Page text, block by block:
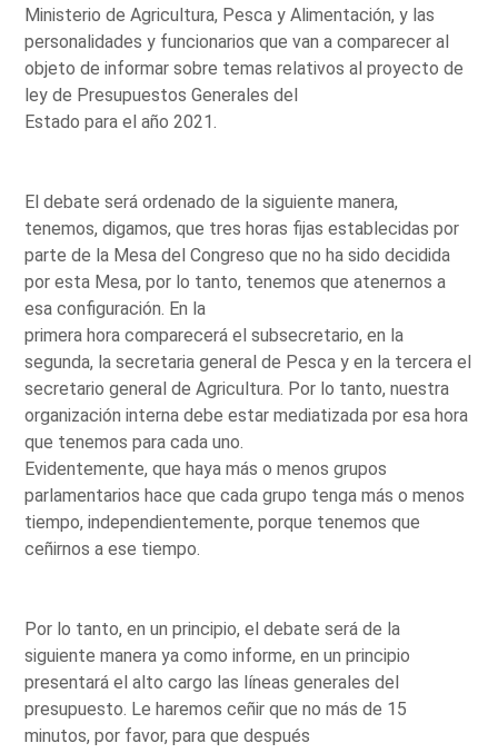
Ministerio de Agricultura, Pesca y Alimentación, y las
personalidades y funcionarios que van a comparecer al
objeto de informar sobre temas relativos al proyecto de
ley de Presupuestos Generales del
Estado para el año 2021.
El debate será ordenado de la siguiente manera,
tenemos, digamos, que tres horas fijas establecidas por
parte de la Mesa del Congreso que no ha sido decidida
por esta Mesa, por lo tanto, tenemos que atenernos a
esa configuración. En la
primera hora comparecerá el subsecretario, en la
segunda, la secretaria general de Pesca y en la tercera el
secretario general de Agricultura. Por lo tanto, nuestra
organización interna debe estar mediatizada por esa hora
que tenemos para cada uno.
Evidentemente, que haya más o menos grupos
parlamentarios hace que cada grupo tenga más o menos
tiempo, independientemente, porque tenemos que
ceñirnos a ese tiempo.
Por lo tanto, en un principio, el debate será de la
siguiente manera ya como informe, en un principio
presentará el alto cargo las líneas generales del
presupuesto. Le haremos ceñir que no más de 15
minutos, por favor, para que después